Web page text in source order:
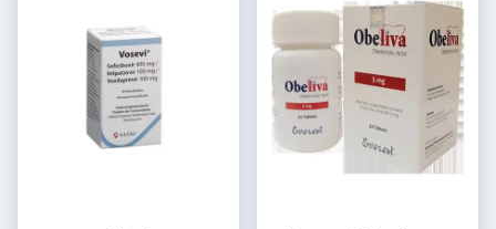
naczyniakomięsak, samotny
guz włóknisty,
piersi, rak jajnika,